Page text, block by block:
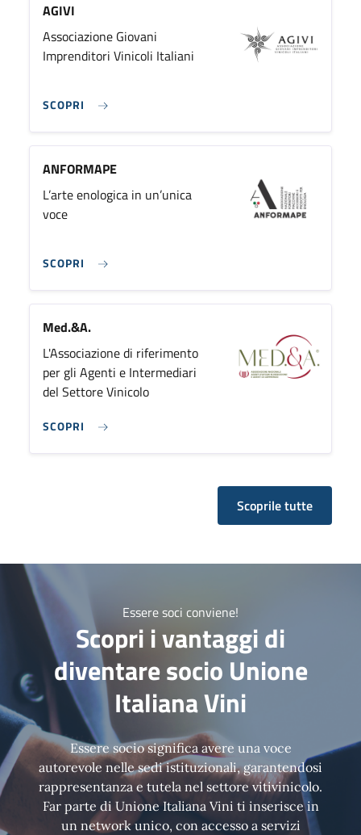
AGIVI
Associazione Giovani
Imprenditori Vinicoli Italiani
SCOPRI
ANFORMAPE
L’arte enologica in un’unica
voce
SCOPRI
Med.&A.
L'Associazione di riferimento
per gli Agenti e Intermediari
del Settore Vinicolo
SCOPRI
Scoprile tutte
Essere soci conviene!
Scopri i vantaggi di
diventare socio Unione
Italiana Vini
Essere socio significa avere una voce
autorevole nelle sedi istituzionali, garantendosi
rappresentanza e tutela nel settore vitivinicolo.
Far parte di Unione Italiana Vini ti inserisce in
un network unico, con accesso a servizi